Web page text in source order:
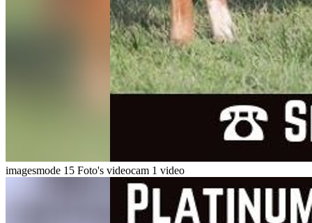
imagesmode 15 Foto's videocam 1 video